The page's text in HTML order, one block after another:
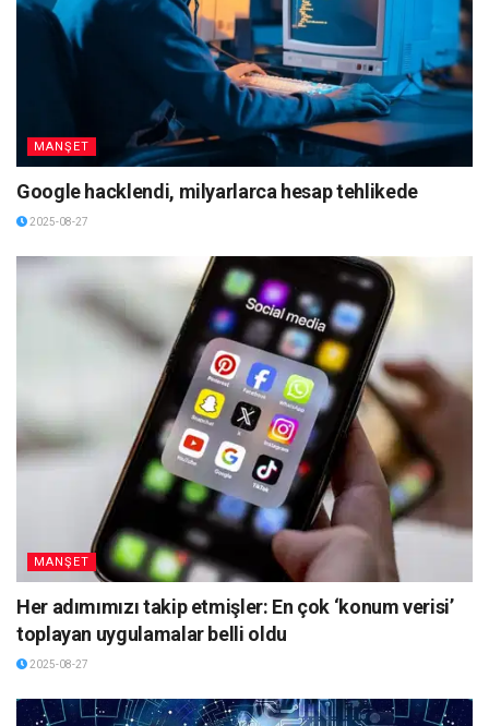
MANŞET
Google hacklendi, milyarlarca hesap tehlikede
2025-08-27
MANŞET
Her adımımızı takip etmişler: En çok ‘konum verisi’
toplayan uygulamalar belli oldu
2025-08-27